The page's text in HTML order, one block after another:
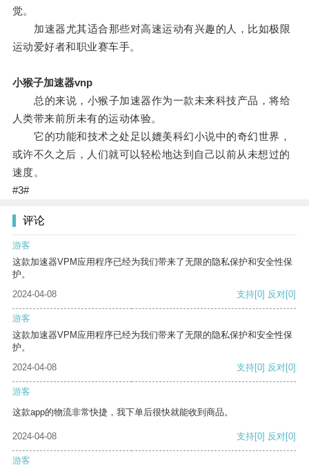
觉。
加速器尤其适合那些对高速运动有兴趣的人，比如极限
运动爱好者和职业赛车手。
小猴子加速器vnp
总的来说，小猴子加速器作为一款未来科技产品，将给
人类带来前所未有的运动体验。
它的功能和技术之处足以媲美科幻小说中的奇幻世界，
或许不久之后，人们就可以轻松地达到自己以前从未想过的
速度。
#3#
评论
游客
这款加速器VPM应用程序已经为我们带来了无限的隐私保护和安全性保
护。
2024-04-08
支持[0] 反对[0]
游客
这款加速器VPM应用程序已经为我们带来了无限的隐私保护和安全性保
护。
2024-04-08
支持[0] 反对[0]
游客
这款app的物流非常快捷，我下单后很快就能收到商品。
2024-04-08 支持[0] 反对[0]
游客